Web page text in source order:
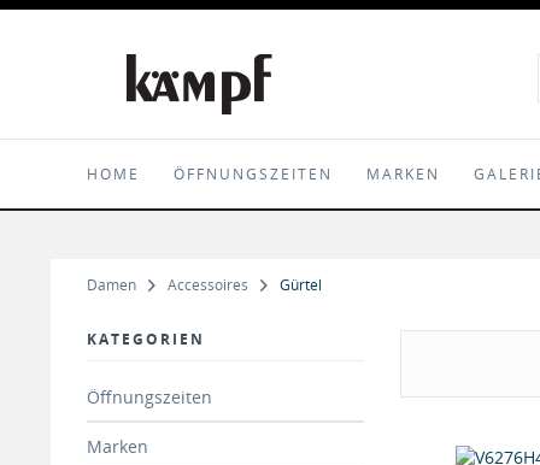
HOME ÖFFNUNGSZEITEN MARKEN
Damen Accessoires Gürtel
KATEGORIEN
Öffnungszeiten
Marken